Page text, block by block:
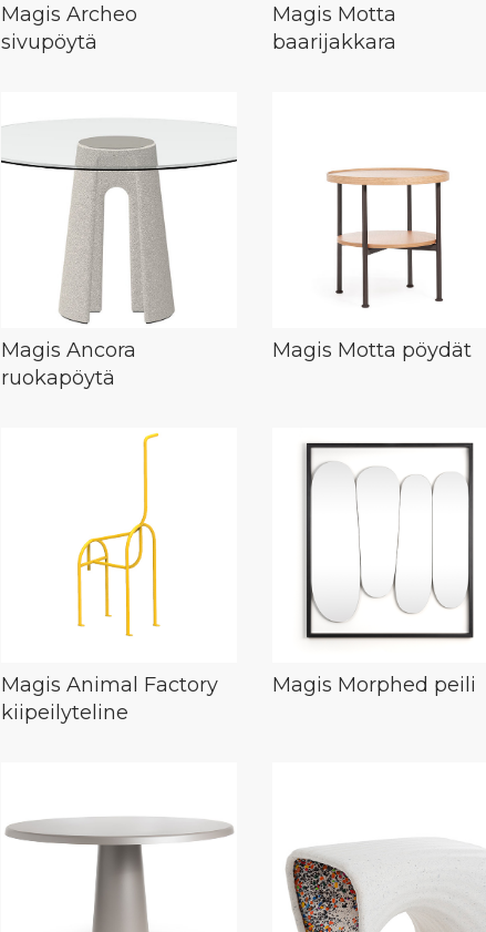
Magis Archeo
sivupöytä
Magis Motta
baarijakkara
Magis Ancora
ruokapöytä
Magis Motta pöydät
Magis Animal Factory
kiipeilyteline
Magis Morphed peili